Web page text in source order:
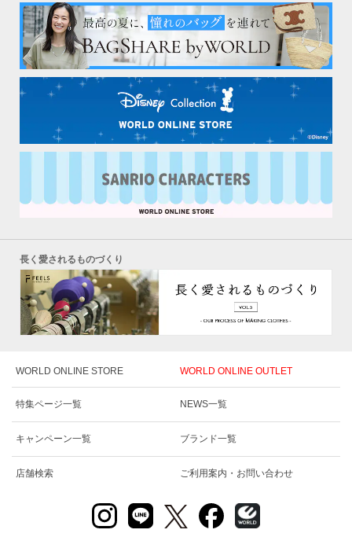
長く愛されるものづくり
WORLD ONLINE STORE WORLD ONLINE OUTLET
特集ページ一覧 NEWS一覧
キャンペーン一覧 ブランド一覧
店舗検索 ご利用案内・お問い合わせ